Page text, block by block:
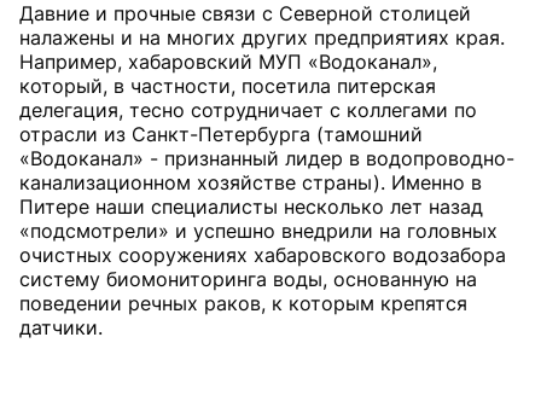
Давние и прочные связи с Северной столицей
налажены и на многих других предприятиях края.
Например, хабаровский МУП «Водоканал»,
который, в частности, посетила питерская
делегация, тесно сотрудничает с коллегами по
отрасли из Санкт-Петербурга (тамошний
«Водоканал» - признанный лидер в водопроводно-
канализационном хозяйстве страны). Именно в
Питере наши специалисты несколько лет назад
«подсмотрели» и успешно внедрили на головных
очистных сооружениях хабаровского водозабора
систему биомониторинга воды, основанную на
поведении речных раков, к которым крепятся
датчики.